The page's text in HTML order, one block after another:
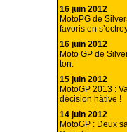
16 juin 2012
MotoPG de
favoris en
16 juin 2012
Moto GP de
ton.
15 juin 2012
MotoGP 2013 :
décision hâtive !
14 juin 2012
MotoGP : Deux